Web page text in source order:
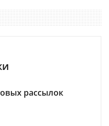
рассылок